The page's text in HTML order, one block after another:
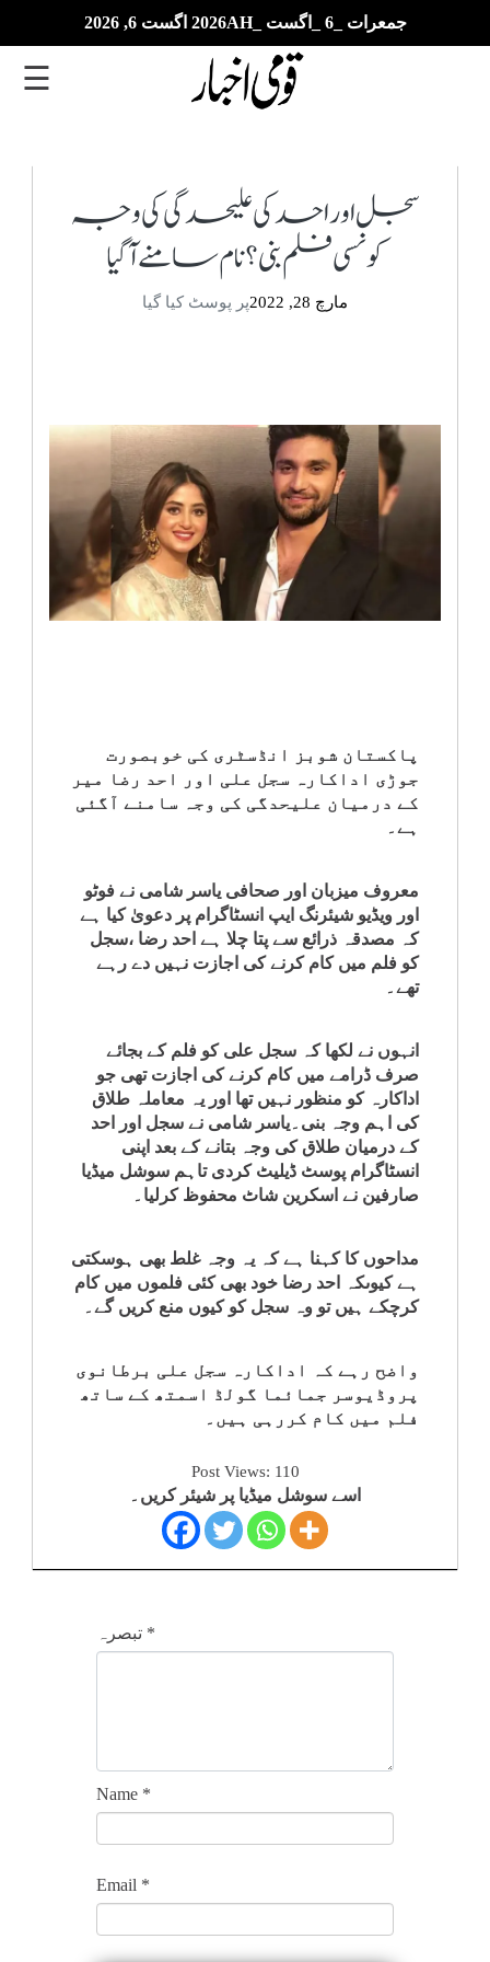
جمعرات _6 _اگست _2026AH اگست 6, 2026
الاقوامی
خبریں
انٹرٹینمنٹ
صحت
‎کرائم
سیاست
قومی
سپلیمنٹس
☰
سجل اور احد کی علیحدگی کی وجہ
کونسی فلم بنی؟ نام سامنے آگیا
مارچ 28, 2022 پر پوسٹ کیا گیا
پاکستان شوبز انڈسٹری کی خوبصورت
جوڑی اداکارہ سجل علی اور احد رضا میر
کے درمیان علیحدگی کی وجہ سامنے آگئی
ہے۔
معروف میزبان اور صحافی یاسر شامی نے فوٹو
اور ویڈیو شیئرنگ ایپ انسٹاگرام پر دعویٰ کیا ہے
کہ مصدقہ ذرائع سے پتا چلا ہے احد رضا ،سجل
کو فلم میں کام کرنے کی اجازت نہیں دے رہے
تھے۔
انہوں نے لکھا کہ سجل علی کو فلم کے بجائے
صرف ڈرامے میں کام کرنے کی اجازت تھی جو
اداکارہ کو منظور نہیں تھا اور یہ معاملہ طلاق
کی اہم وجہ بنی۔یاسر شامی نے سجل اور احد
کے درمیان طلاق کی وجہ بتانے کے بعد اپنی
انسٹاگرام پوسٹ ڈیلیٹ کردی تاہم سوشل میڈیا
صارفین نے اسکرین شاٹ محفوظ کرلیا۔
مداحوں کا کہنا ہے کہ یہ وجہ غلط بھی ہوسکتی
ہے کیوںکہ احد رضا خود بھی کئی فلموں میں کام
کرچکے ہیں تو وہ سجل کو کیوں منع کریں گے۔
واضح رہے کہ اداکارہ سجل علی برطانوی
پروڈیوسر جمائما گولڈ اسمتھ کے ساتھ
فلم میں کام کررہی ہیں۔
Post Views: 110
اسے سوشل میڈیا پر شیئر کریں۔
تبصرہ *
Name *
Email *